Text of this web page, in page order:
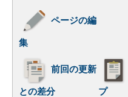
ページの編
集
前回の更新
との差分 プ